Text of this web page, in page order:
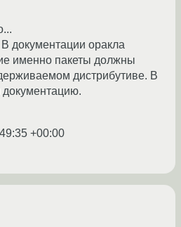
документации оракла
именно пакеты должны
дистрибутиве. В
+00:00